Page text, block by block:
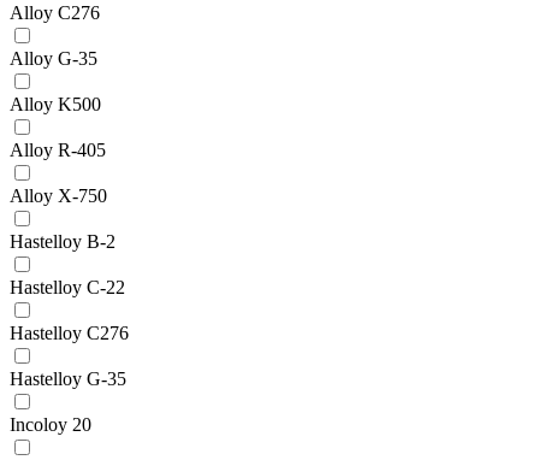
Alloy C276
Alloy G-35
Alloy K500
Alloy R-405
Alloy X-750
Hastelloy B-2
Hastelloy C-22
Hastelloy C276
Hastelloy G-35
Incoloy 20